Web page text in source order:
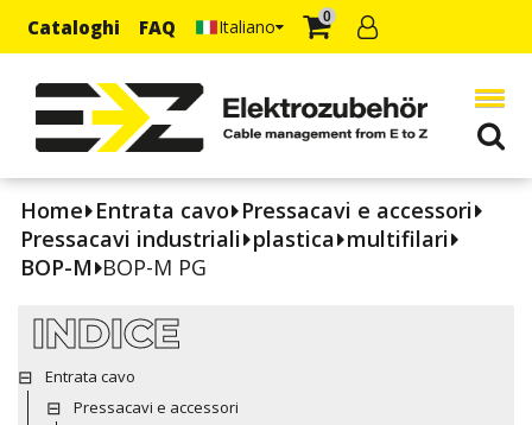
Cataloghi FAQ Italiano 0
Home Entrata cavo Pressacavi e accessori
Pressacavi industriali plastica multifilari
BOP-M BOP-M PG
INDICE
Entrata cavo
Pressacavi e accessori